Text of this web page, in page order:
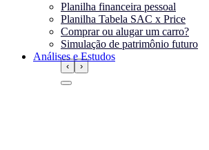
‹ ›
Planilha financeira pessoal
Planilha Tabela SAC x Price
Comprar ou alugar um carro?
Simulação de patrimônio futuro
Análises e Estudos